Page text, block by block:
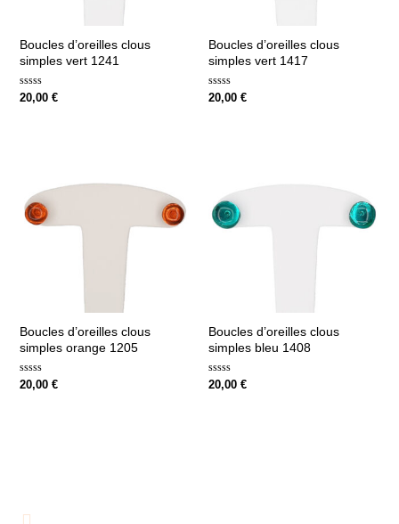
Boucles d’oreilles clous
simples vert 1241
Note
20,00 €
Boucles d’oreilles clous
simples vert 1417
Note
20,00 €
Boucles d’oreilles clous
simples orange 1205
Note
20,00 €
Boucles d’oreilles clous
simples bleu 1408
Note
20,00 €